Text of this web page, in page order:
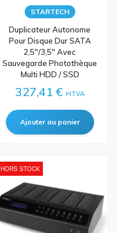
STARTECH
Duplicateur Autonome
Pour Disque Dur SATA
2,5"/3,5" Avec
Sauvegarde Photothèque
Multi HDD / SSD
327,41 € HTVA
HORS STOCK